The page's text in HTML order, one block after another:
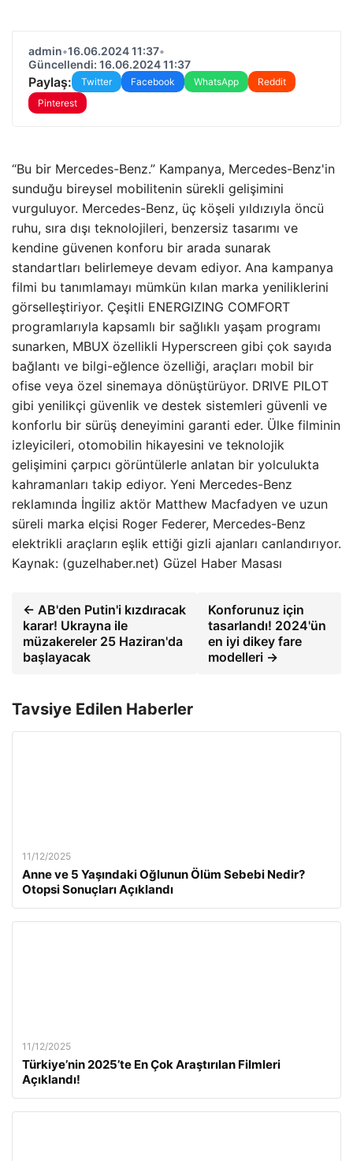
admin•16.06.2024 11:37•
Güncellendi: 16.06.2024 11:37
Paylaş: Twitter Facebook WhatsApp
Reddit
Pinterest
“Bu bir Mercedes-Benz.” Kampanya, Mercedes-Benz'in
sunduğu bireysel mobilitenin sürekli gelişimini
vurguluyor. Mercedes-Benz, üç köşeli yıldızıyla öncü
ruhu, sıra dışı teknolojileri, benzersiz tasarımı ve
kendine güvenen konforu bir arada sunarak
standartları belirlemeye devam ediyor. Ana kampanya
filmi bu tanımlamayı mümkün kılan marka yeniliklerini
görselleştiriyor. Çeşitli ENERGIZING COMFORT
programlarıyla kapsamlı bir sağlıklı yaşam programı
sunarken, MBUX özellikli Hyperscreen gibi çok sayıda
bağlantı ve bilgi-eğlence özelliği, araçları mobil bir
ofise veya özel sinemaya dönüştürüyor. DRIVE PILOT
gibi yenilikçi güvenlik ve destek sistemleri güvenli ve
konforlu bir sürüş deneyimini garanti eder. Ülke filminin
izleyicileri, otomobilin hikayesini ve teknolojik
gelişimini çarpıcı görüntülerle anlatan bir yolculukta
kahramanları takip ediyor. Yeni Mercedes-Benz
reklamında İngiliz aktör Matthew Macfadyen ve uzun
süreli marka elçisi Roger Federer, Mercedes-Benz
elektrikli araçların eşlik ettiği gizli ajanları canlandırıyor.
Kaynak: (guzelhaber.net) Güzel Haber Masası
← AB'den Putin'i kızdıracak
karar! Ukrayna ile
müzakereler 25 Haziran'da
başlayacak
Konforunuz için
tasarlandı! 2024'ün
en iyi dikey fare
modelleri →
Tavsiye Edilen Haberler
11/12/2025
Anne ve 5 Yaşındaki Oğlunun Ölüm Sebebi Nedir?
Otopsi Sonuçları Açıklandı
11/12/2025
Türkiye’nin 2025’te En Çok Araştırılan Filmleri
Açıklandı!